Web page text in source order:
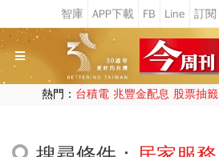
熱門： 台積電 兆豐金配息 股票抽籤